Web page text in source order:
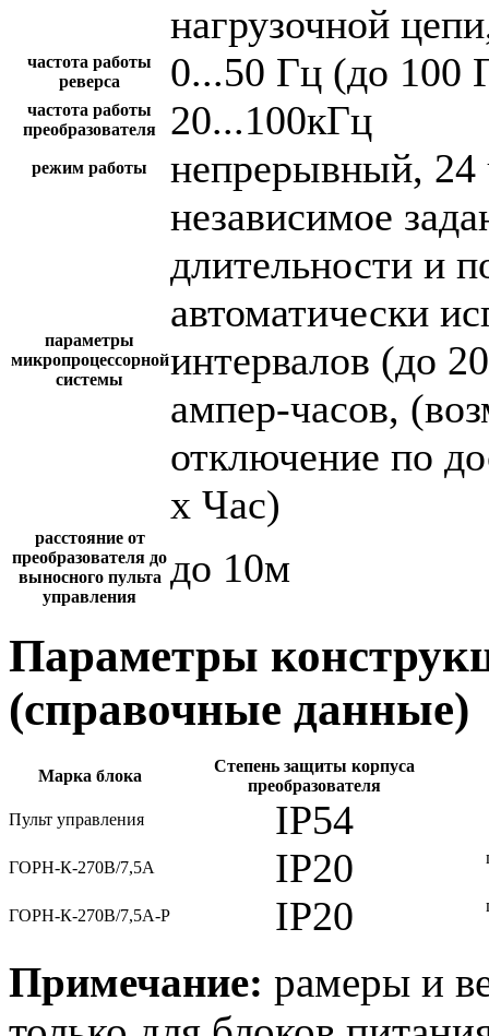
нагрузочной
частота работы
реверса
0...50 Гц (до 100
частота работы
преобразователя
20...100кГц
режим работы непрерывный, 24
параметры
микропроцессорной
системы
независимое
длительности и
автоматически
интервалов (до
ампер-часов,
отключение по
х Час)
расстояние от
преобразователя до
выносного пульта
управления
до 10м
Параметры
(справочные данные)
Марка блока
Степень защиты корпуса
преобразователя
Пульт управления
IP54
ГОРН-К-270В/7,5А IP20
ГОРН-К-270В/7,5А-Р IP20
Примечание: рамеры и